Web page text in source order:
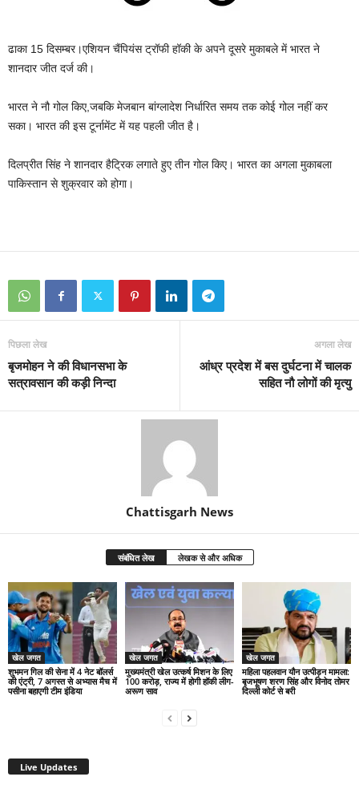
ढाका 15 दिसम्बर।एशियन चैंपियंस ट्रॉफी हॉकी के अपने दूसरे मुकाबले में भारत ने
शानदार जीत दर्ज की।
भारत ने नौ गोल किए,जबकि मेजबान बांग्लादेश निर्धारित समय तक कोई गोल नहीं कर
सका। भारत की इस टूर्नामेंट में यह पहली जीत है।
दिलप्रीत सिंह ने शानदार हैट्रिक लगाते हुए तीन गोल किए। भारत का अगला मुकाबला
पाकिस्तान से शुक्रवार को होगा।
पिछला लेख
बृजमोहन ने की विधानसभा के
सत्रावसान की कड़ी निन्दा
अगला लेख
आंध्र प्रदेश में बस दुर्घटना में चालक
सहित नौ लोगों की मृत्यु
Chattisgarh News
संबंधित लेख लेखक से और अधिक
खेल जगत
शुभमन गिल की सेना में 4 नेट बॉलर्स
की एंट्री, 7 अगस्त से अभ्यास मैच में
पसीना बहाएगी टीम इंडिया
खेल जगत
मुख्यमंत्री खेल उत्कर्ष मिशन के लिए
100 करोड़, राज्य में होगी हॉकी लीग-
अरूण साव
खेल जगत
महिला पहलवान यौन उत्पीड़न मामला:
बृजभूषण शरण सिंह और विनोद तोमर
दिल्ली कोर्ट से बरी
Live Updates